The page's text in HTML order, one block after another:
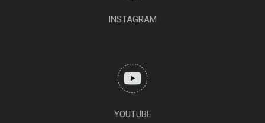
INSTAGRAM
YOUTUBE